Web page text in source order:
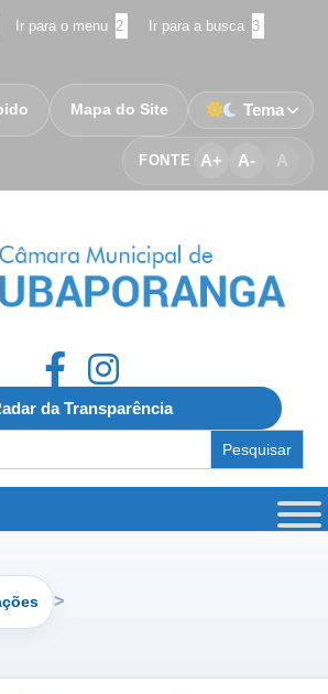
Ir para o menu 2 Ir para a busca 3
FONTE A+ A- A
Mapa do Site Tema
da Transparência